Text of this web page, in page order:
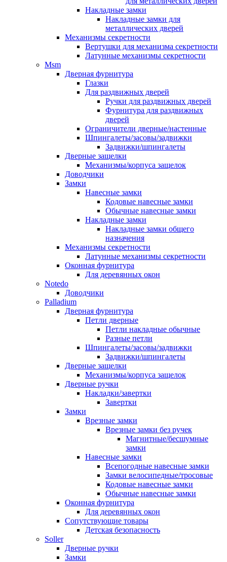
Накладные замки
Накладные замки для
металлических дверей
Механизмы секретности
Вертушки для механизма секретности
Латунные механизмы секретности
Msm
Дверная фурнитура
Глазки
Для раздвижных дверей
Ручки для раздвижных дверей
Фурнитура для раздвижных
дверей
Ограничители дверные/настенные
Шпингалеты/засовы/задвижки
Задвижки/шпингалеты
Дверные защелки
Механизмы/корпуса защелок
Доводчики
Замки
Навесные замки
Кодовые навесные замки
Обычные навесные замки
Накладные замки
Накладные замки общего
назначения
Механизмы секретности
Латунные механизмы секретности
Оконная фурнитура
Для деревянных окон
Notedo
Доводчики
Palladium
Дверная фурнитура
Петли дверные
Петли накладные обычные
Разные петли
Шпингалеты/засовы/задвижки
Задвижки/шпингалеты
Дверные защелки
Механизмы/корпуса защелок
Дверные ручки
Накладки/завертки
Завертки
Замки
Врезные замки
Врезные замки без ручек
Магнитные/бесшумные
замки
Навесные замки
Всепогодные навесные замки
Замки велосипедные/тросовые
Кодовые навесные замки
Обычные навесные замки
Оконная фурнитура
Для деревянных окон
Сопутствующие товары
Детская безопасность
Soller
Дверные ручки
Замки